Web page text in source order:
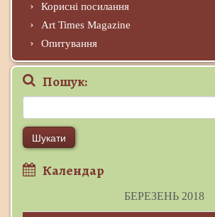
Корисні посилання
Art Times Magazine
Опитування
Пошук:
Календар
БЕРЕЗЕНЬ 2018